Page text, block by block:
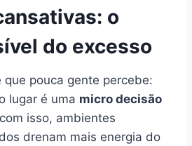
o
do excesso
que pouca gente percebe:
lugar é uma micro decisão
isso, ambientes
drenam mais energia do